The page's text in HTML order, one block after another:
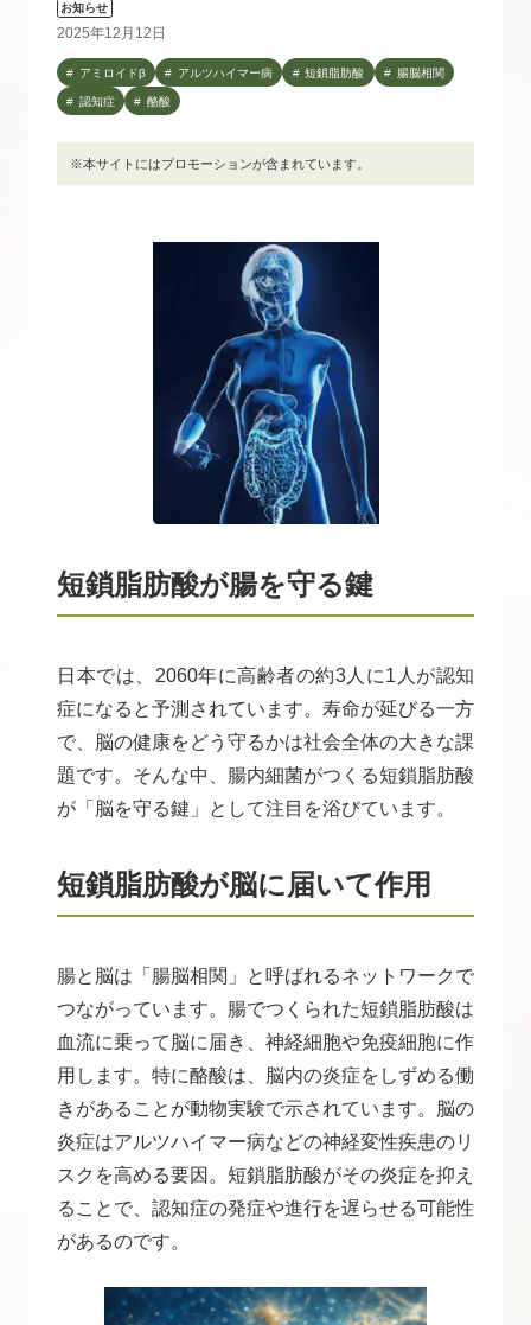
お知らせ
2025年12月12日
アミロイドβ アルツハイマー病 短鎖脂肪酸 腸脳相関
認知症 酪酸
※本サイトにはプロモーションが含まれています。
短鎖脂肪酸が腸を守る鍵
日本では、2060年に高齢者の約3人に1人が認知
症になると予測されています。寿命が延びる一方
で、脳の健康をどう守るかは社会全体の大きな課
題です。そんな中、腸内細菌がつくる短鎖脂肪酸
が「脳を守る鍵」として注目を浴びています。
短鎖脂肪酸が脳に届いて作用
腸と脳は「腸脳相関」と呼ばれるネットワークで
つながっています。腸でつくられた短鎖脂肪酸は
血流に乗って脳に届き、神経細胞や免疫細胞に作
用します。特に酪酸は、脳内の炎症をしずめる働
きがあることが動物実験で示されています。脳の
炎症はアルツハイマー病などの神経変性疾患のリ
スクを高める要因。短鎖脂肪酸がその炎症を抑え
ることで、認知症の発症や進行を遅らせる可能性
があるのです。